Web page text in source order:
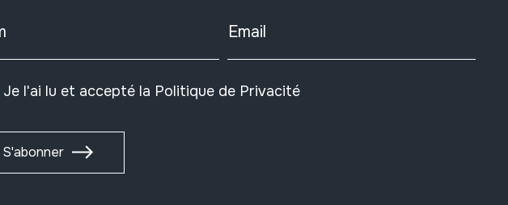
Email
Je l'ai lu et accepté la Politique de Privacité
S'abonner